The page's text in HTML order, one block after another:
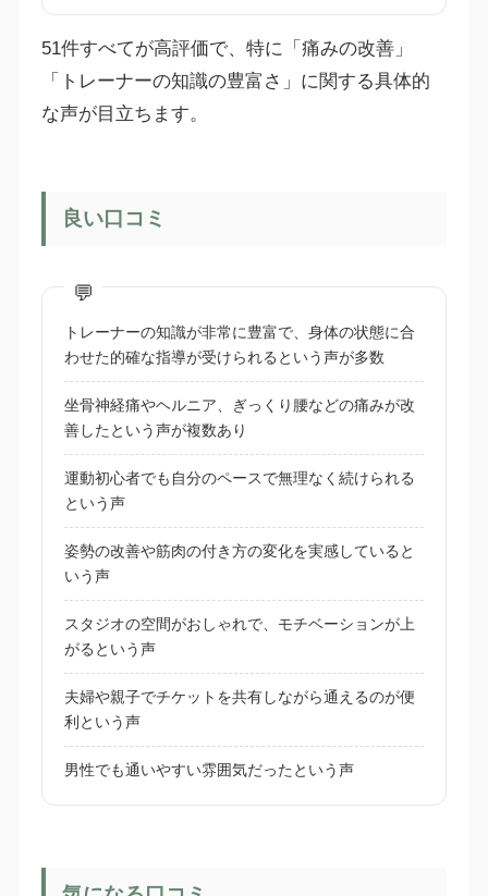
51件すべてが高評価で、特に「痛みの改善」
「トレーナーの知識の豊富さ」に関する具体的
な声が目立ちます。
良い口コミ
トレーナーの知識が非常に豊富で、身体の状態に合
わせた的確な指導が受けられるという声が多数
坐骨神経痛やヘルニア、ぎっくり腰などの痛みが改
善したという声が複数あり
運動初心者でも自分のペースで無理なく続けられる
という声
姿勢の改善や筋肉の付き方の変化を実感していると
いう声
スタジオの空間がおしゃれで、モチベーションが上
がるという声
夫婦や親子でチケットを共有しながら通えるのが便
利という声
男性でも通いやすい雰囲気だったという声